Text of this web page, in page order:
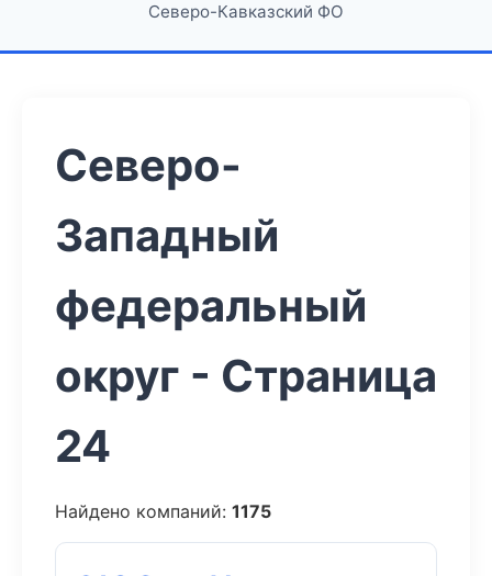
Северо-Кавказский ФО
Северо-
Западный
федеральный
округ - Страница
24
Найдено компаний: 1175